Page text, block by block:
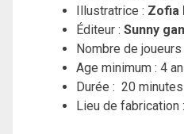
Illustratrice : Zofia
Éditeur : Sunny
Nombre de
Age minimum : 4
Durée : 20 minutes
Lieu de fabrication